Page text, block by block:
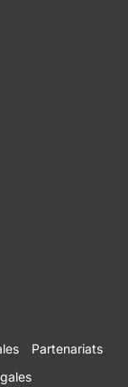
Partenariats